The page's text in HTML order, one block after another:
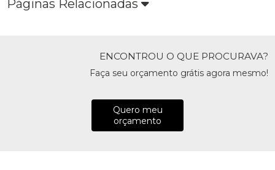
Páginas Relacionadas
ENCONTROU O QUE PROCURAVA?
Faça seu orçamento grátis agora mesmo!
Quero meu
orçamento